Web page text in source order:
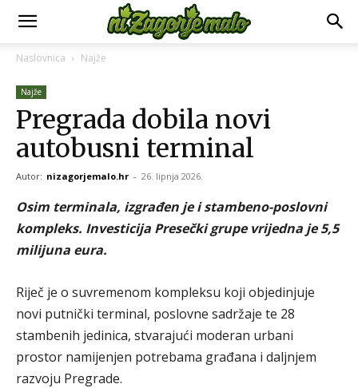
Naslovnica Najže
Najže
Pregrada dobila novi
autobusni terminal
Autor: nizagorjemalo.hr - 26. lipnja 2026.
Osim terminala, izgrađen je i stambeno-poslovni
kompleks. Investicija Presečki grupe vrijedna je 5,5
milijuna eura.
Riječ je o suvremenom kompleksu koji objedinjuje
novi putnički terminal, poslovne sadržaje te 28
stambenih jedinica, stvarajući moderan urbani
prostor namijenjen potrebama građana i daljnjem
razvoju Pregrade.